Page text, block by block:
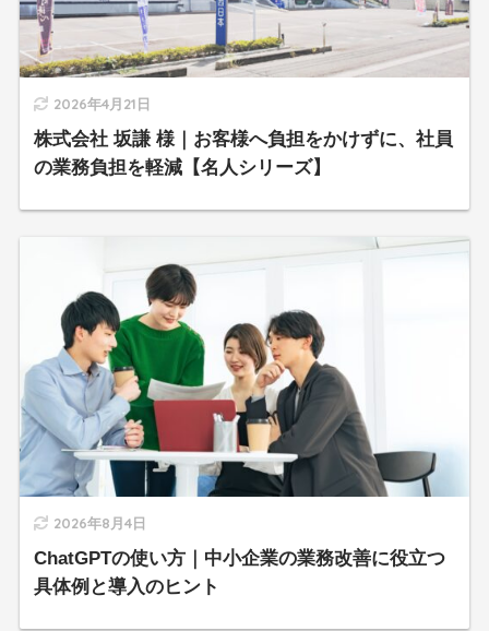
2026年4月21日
株式会社 坂謙 様｜お客様へ負担をかけずに、社員
の業務負担を軽減【名人シリーズ】
2026年8月4日
ChatGPTの使い方｜中小企業の業務改善に役立つ
具体例と導入のヒント